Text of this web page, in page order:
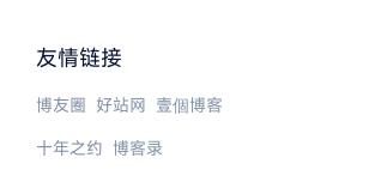
友情链接
博友圈 好站网 壹個博客
十年之约 博客录